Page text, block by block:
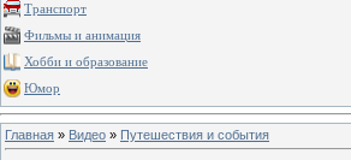
Транспорт
Фильмы и анимация
Хобби и образование
Юмор
Главная » Видео » Путешествия и события